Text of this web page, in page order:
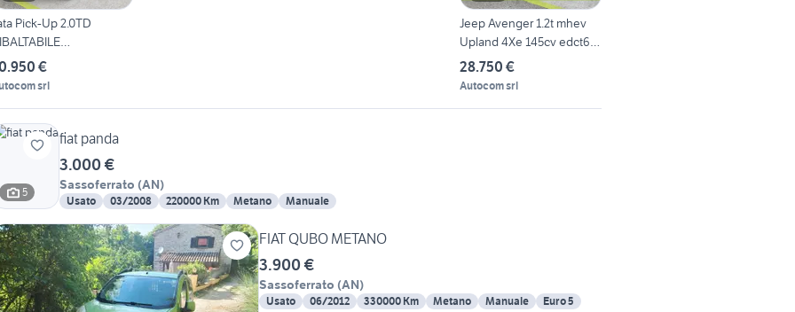
Pick-Up 2.0TD
CUCCINI
€
srl
Jeep Avenger 1.2t mhev
Upland 4Xe 145cv edct6
km0
28.750 €
Autocom srl
5
fiat panda
3.000 €
Sassoferrato (AN)
Usato 03/2008 220000 Km Metano Manuale
FIAT QUBO METANO
3.900 €
Sassoferrato (AN)
Usato 06/2012 330000 Km Metano Manuale Euro 5